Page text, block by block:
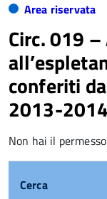
Area riservata
Circ. 019
conferiti
2013-2014
Non hai il
Cerca